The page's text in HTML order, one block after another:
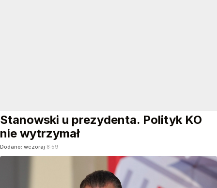
Stanowski u prezydenta. Polityk KO
nie wytrzymał
Dodano: wczoraj 8:59